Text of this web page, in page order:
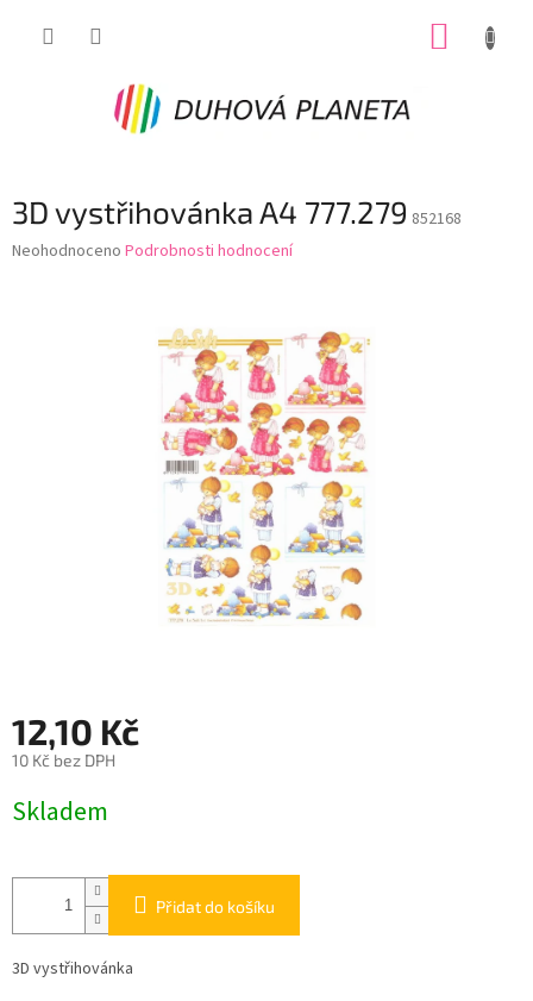
3D vystřihovánka A4 777.279 852168
Průměrné
Neohodnoceno Podrobnosti hodnocení
12,10 Kč
10 Kč bez DPH
cena:
Skladem
Přidat do košíku
3D vystřihovánka